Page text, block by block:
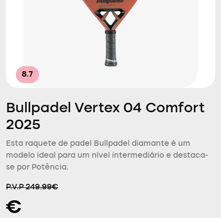
8.7
Bullpadel Vertex 04 Comfort
2025
Esta raquete de padel Bullpadel diamante é um
modelo ideal para um nível intermediário e destaca-
se por Potência.
P.V.P 249.99€
€